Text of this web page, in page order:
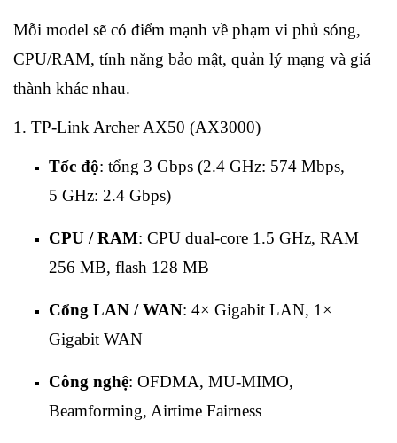
Mỗi model sẽ có điểm mạnh về phạm vi phủ sóng,
CPU/RAM, tính năng bảo mật, quản lý mạng và giá
thành khác nhau.
1. TP‑Link Archer AX50 (AX3000)
Tốc độ: tổng 3 Gbps (2.4 GHz: 574 Mbps,
5 GHz: 2.4 Gbps)
CPU / RAM: CPU dual‑core 1.5 GHz, RAM
256 MB, flash 128 MB
Cổng LAN / WAN: 4× Gigabit LAN, 1×
Gigabit WAN
Công nghệ: OFDMA, MU‑MIMO,
Beamforming, Airtime Fairness